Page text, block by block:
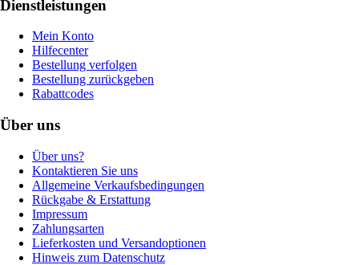
Dienstleistungen
Mein Konto
Hilfecenter
Bestellung verfolgen
Bestellung zurückgeben
Rabattcodes
Über uns
Über uns?
Kontaktieren Sie uns
Allgemeine Verkaufsbedingungen
Rückgabe & Erstattung
Impressum
Zahlungsarten
Lieferkosten und Versandoptionen
Hinweis zum Datenschutz